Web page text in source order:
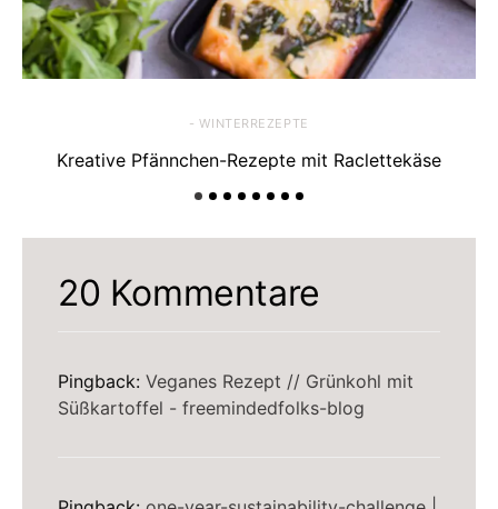
- WINTERREZEPTE
Kreative Pfännchen-Rezepte mit Raclettekäse
20 Kommentare
Pingback: Veganes Rezept // Grünkohl mit
Süßkartoffel - freemindedfolks-blog